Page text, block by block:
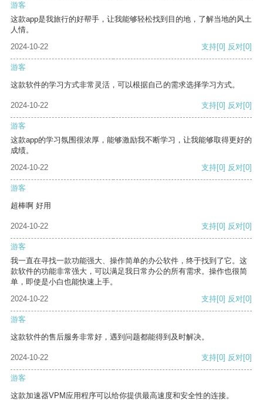
游客
这款app是我旅行的好帮手，让我能够轻松找到目的地，了解当地的风土
人情。
2024-10-22
支持[0] 反对[0]
游客
这款软件的学习方式非常灵活，可以根据自己的需求选择学习方式。
2024-10-22 支持[0] 反对[0]
游客
这款app的学习氛围很浓厚，能够激励我不断学习，让我能够取得更好的
成绩。
2024-10-22
支持[0] 反对[0]
游客
超棒啊 好用
2024-10-22 支持[0] 反对[0]
游客
我一直在寻找一款功能强大、操作简单的办公软件，终于找到了它。这
款软件的功能非常强大，可以满足我日常办公的所有需求。操作也很简
单，即使是小白也能快速上手。
2024-10-22
支持[0] 反对[0]
游客
这款软件的售后服务非常好，遇到问题都能得到及时解决。
2024-10-22 支持[0] 反对[0]
游客
这款加速器VPM应用程序可以给你提供最高速度和安全性的连接。